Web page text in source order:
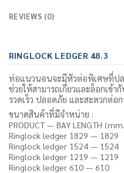
REVIEWS (0)
RINGLOCK LEDGER 48.3
ท่อแนวนอนจะมีหัวต่อพิเศษที่ป
ช่วยให้สามารถเกี่ยวและล็อกเข้า
รวดเร็ว ปลอดภัย และสะดวกต่อก
ขนาดสินค้าที่มีจำหน่าย :
PRODUCT — BAY LENGTH
Ringlock ledger 1829 — 1829
Ringlock ledger 1524 — 1524
Ringlock ledger 1219 — 1219
Ringlock ledger 610 — 610